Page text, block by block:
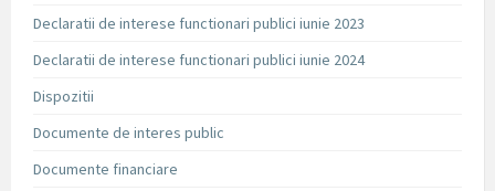
Declaratii de interese functionari publici iunie 2023
Declaratii de interese functionari publici iunie 2024
Dispozitii
Documente de interes public
Documente financiare